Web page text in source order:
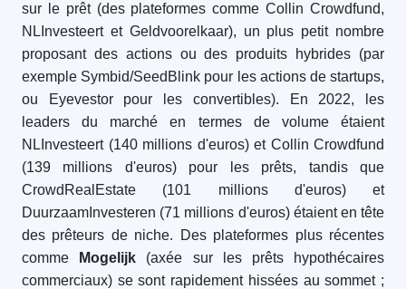
sur le prêt (des plateformes comme Collin Crowdfund,
NLInvesteert et Geldvoorelkaar), un plus petit nombre
proposant des actions ou des produits hybrides (par
exemple Symbid/SeedBlink pour les actions de startups,
ou Eyevestor pour les convertibles). En 2022, les
leaders du marché en termes de volume étaient
NLInvesteert (140 millions d'euros) et Collin Crowdfund
(139 millions d'euros) pour les prêts, tandis que
CrowdRealEstate (101 millions d'euros) et
DuurzaamInvesteren (71 millions d'euros) étaient en tête
des prêteurs de niche. Des plateformes plus récentes
comme
Mogelijk (axée sur les prêts hypothécaires
commerciaux) se sont rapidement hissées au sommet ;